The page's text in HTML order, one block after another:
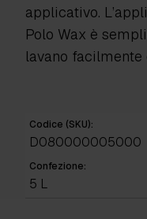
applicativo.
Polo Wax è
lavano facilmente
Codice (SKU):
D080000005000
Confezione:
5 L